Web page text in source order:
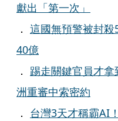
獻出「第一次」
． 這國無預警被封
40億
． 踢走關鍵官員才
洲重審中索密約
． 台灣3天才稱霸AI